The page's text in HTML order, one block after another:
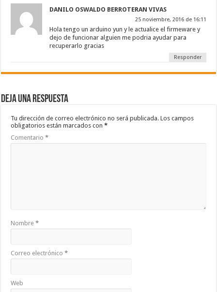
DANILO OSWALDO BERROTERAN VIVAS
25 noviembre, 2016 de 16:11
Hola tengo un arduino yun y le actualice el firmeware y
dejo de funcionar alguien me podria ayudar para
recuperarlo gracias
Responder
Deja una respuesta
Tu dirección de correo electrónico no será publicada. Los campos
obligatorios están marcados con*
Comentario*
Nombre*
Correo electrónico*
Web